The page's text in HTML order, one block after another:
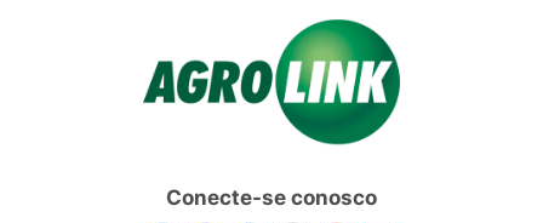
Conecte-se conosco